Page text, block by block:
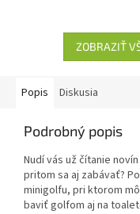
ZOBRAZIŤ
Popis Diskusia
Podrobný popis
Nudí vás už čítanie
pritom sa aj zabávať?
minigolfu, pri ktorom
baviť golfom aj na